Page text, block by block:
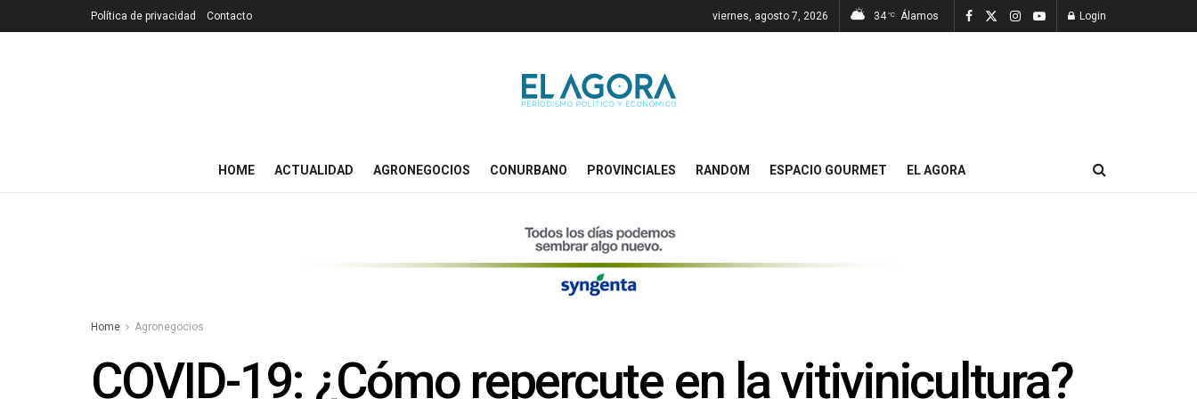
Política de privacidad Contacto viernes, agosto 7, 2026 34 °C Álamos Login
HOME ACTUALIDAD AGRONEGOCIOS CONURBANO PROVINCIALES RANDOM ESPACIO GOURMET EL AGORA
Home Agronegocios
COVID-19: ¿Cómo repercute en la vitivinicultura?